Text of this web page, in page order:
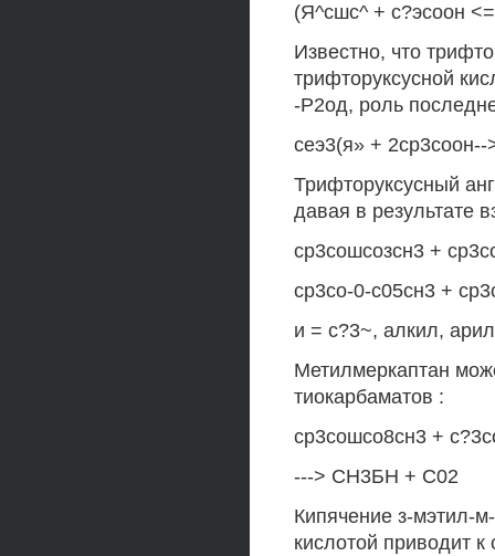
(Я^сшс^ + с?эсоон
Известно, что
трифторуксусной
-Р2од, роль
сеэ3(я» +
Трифторуксусный
давая в результате
ср3сошсозсн3 +
ср3со-0-с05сн3 +
и = с?3~, алкил, арил
Метилмеркаптан
тиокарбаматов :
ср3сошсо8сн3 +
---> СН3БН + С02
Кипячение з-мэтил-
кислотой приводит